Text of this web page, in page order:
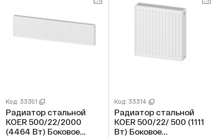
Код: 33351
Радиатор стальной
KOER 500/22/2000
(4464 Вт) Боковое
Код: 33314
Радиатор стальной
KOER 500/22/ 500 (1111
Вт) Боковое